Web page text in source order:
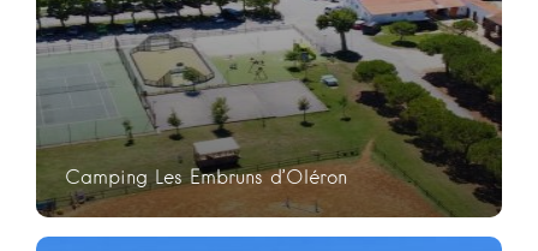
Camping Les Embruns d’Oléron